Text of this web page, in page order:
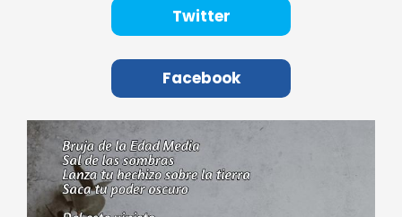
Twitter
Facebook